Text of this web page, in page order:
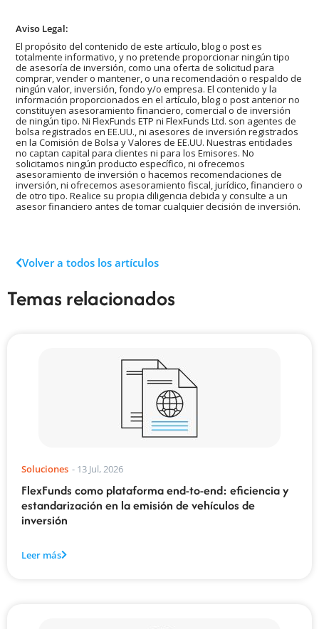
Aviso Legal:
El propósito del contenido de este artículo, blog o post es
totalmente informativo, y no pretende proporcionar ningún tipo
de asesoría de inversión, como una oferta de solicitud para
comprar, vender o mantener, o una recomendación o respaldo de
ningún valor, inversión, fondo y/o empresa. El contenido y la
información proporcionados en el artículo, blog o post anterior no
constituyen asesoramiento financiero, comercial o de inversión
de ningún tipo. Ni FlexFunds ETP ni FlexFunds Ltd. son agentes de
bolsa registrados en EE.UU., ni asesores de inversión registrados
en la Comisión de Bolsa y Valores de EE.UU. Nuestras entidades
no captan capital para clientes ni para los Emisores. No
solicitamos ningún producto específico, ni ofrecemos
asesoramiento de inversión o hacemos recomendaciones de
inversión, ni ofrecemos asesoramiento fiscal, jurídico, financiero o
de otro tipo. Realice su propia diligencia debida y consulte a un
asesor financiero antes de tomar cualquier decisión de inversión.
Volver a todos los artículos
Temas relacionados
Soluciones - 13 Jul, 2026
FlexFunds como plataforma end-to-end: eficiencia y
estandarización en la emisión de vehículos de
inversión
Leer más